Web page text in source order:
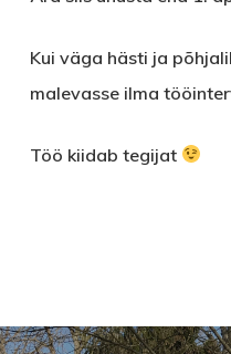
Kui väga hästi ja
malevasse ilma
Töö kiidab tegijat